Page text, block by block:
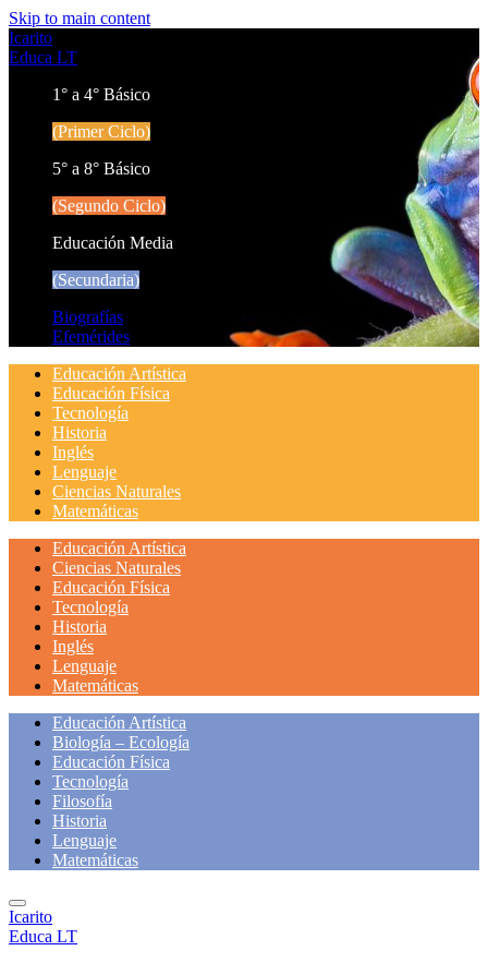
Skip to main content
Icarito
Educa LT
1° a 4° Básico
(Primer Ciclo)
5° a 8° Básico
(Segundo Ciclo)
Educación Media
(Secundaria)
Biografías
Efemérides
Educación Artística
Educación Física
Tecnología
Historia
Inglés
Lenguaje
Ciencias Naturales
Matemáticas
Educación Artística
Ciencias Naturales
Educación Física
Tecnología
Historia
Inglés
Lenguaje
Matemáticas
Educación Artística
Biología – Ecología
Educación Física
Tecnología
Filosofía
Historia
Lenguaje
Matemáticas
Icarito
Educa LT